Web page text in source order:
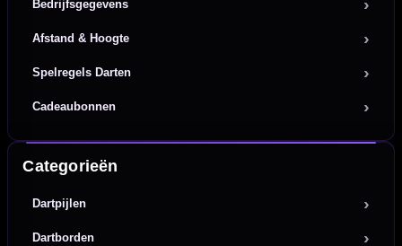
Bedrijfsgegevens
Afstand & Hoogte
Spelregels Darten
Cadeaubonnen
Categorieën
Dartpijlen
Dartborden